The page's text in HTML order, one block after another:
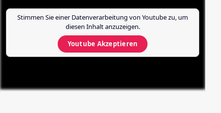
Stimmen Sie einer Datenverarbeitung von Youtubezu, um
diesen Inhalt anzuzeigen.
Youtube Akzeptieren